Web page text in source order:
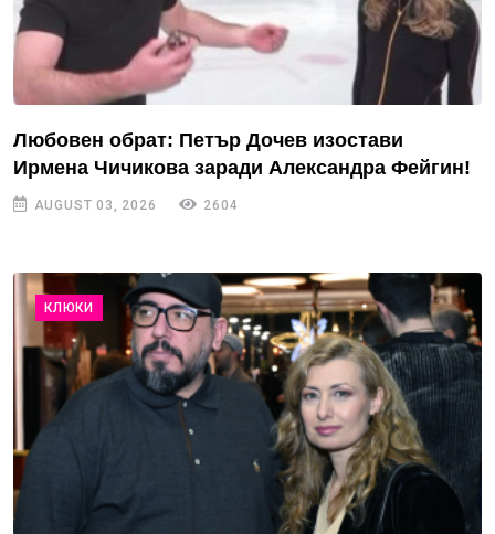
Любовен обрат: Петър Дочев изостави
Ирмена Чичикова заради Александра Фейгин!
AUGUST 03, 2026 2604
КЛЮКИ